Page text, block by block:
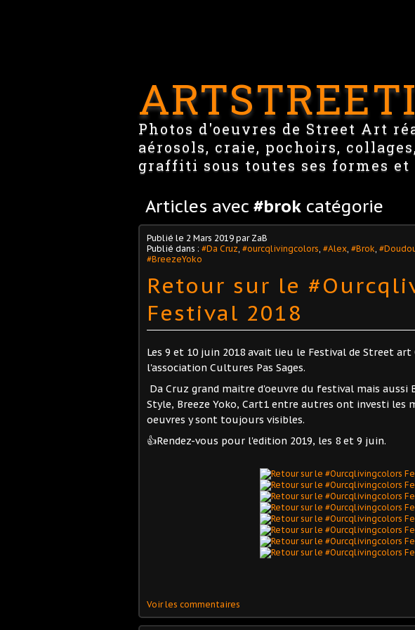
Photos d'oeuvres de Street Art
aérosols, craie, pochoirs,
graffiti sous toutes ses formes et
Articles avec #brok catégorie
Publié le 2 Mars 2019 par ZaB
Publié dans : #Da Cruz, #ourcqlivingcolors, #Alex, #Brok,
#BreezeYoko
Retour sur le
Festival 2018
Les 9 et 10 juin 2018 avait lieu le Festival de Street
l'association Cultures Pas Sages.
Da Cruz grand maitre d'oeuvre du festival mais aussi
Style, Breeze Yoko, Cart1 entre autres ont investi les
oeuvres y sont toujours visibles.
👍Rendez-vous pour l'edition 2019, les 8 et 9 juin.
Voir les commentaires